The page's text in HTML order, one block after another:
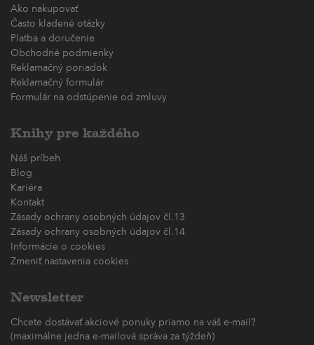
Ako nakupovať
Často kladené otázky
Platba a doručenie
Obchodné podmienky
Reklamačný poriadok
Reklamačný formulár
Formulár na odstúpenie od zmluvy
Knihy pre každého
Náš príbeh
Blog
Kariéra
Kontakt
Zásady ochrany osobných údajov čl.13
Zásady ochrany osobných údajov čl.14
Informácie o cookies
Zmeniť nastavenia cookies
Newsletter
Chcete dostávať akciové ponuky priamo na váš e-mail?
(maximálne jedna e-mailová správa za týždeň)